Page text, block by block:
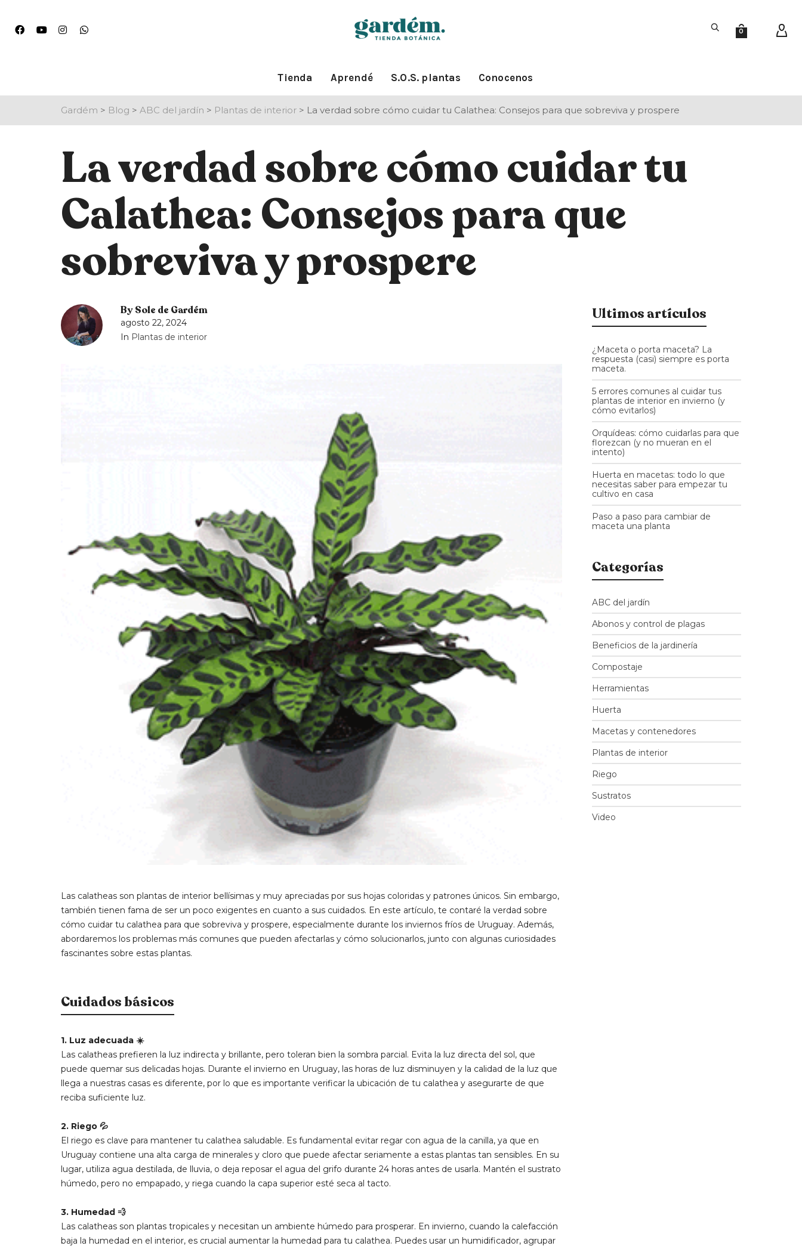
0
Tienda Aprendé S.O.S. plantas Conocenos
Gardém > Blog > ABC del jardín > Plantas de interior > La verdad sobre cómo cuidar tu Calathea: Consejos para que sobreviva y prospere
La verdad sobre cómo cuidar tu
Calathea: Consejos para que
sobreviva y prospere
BySole de Gardém
agosto 22, 2024
In Plantas de interior
Las calatheas son plantas de interior bellísimas y muy apreciadas por sus hojas coloridas y patrones únicos. Sin embargo,
también tienen fama de ser un poco exigentes en cuanto a sus cuidados. En este artículo, te contaré la verdad sobre
cómo cuidar tu calathea para que sobreviva y prospere, especialmente durante los inviernos fríos de Uruguay. Además,
abordaremos los problemas más comunes que pueden afectarlas y cómo solucionarlos, junto con algunas curiosidades
fascinantes sobre estas plantas.
Cuidados básicos
1. Luz adecuada ☀️
Las calatheas prefieren la luz indirecta y brillante, pero toleran bien la sombra parcial. Evita la luz directa del sol, que
puede quemar sus delicadas hojas. Durante el invierno en Uruguay, las horas de luz disminuyen y la calidad de la luz que
llega a nuestras casas es diferente, por lo que es importante verificar la ubicación de tu calathea y asegurarte de que
reciba suficiente luz.
2. Riego 💦
El riego es clave para mantener tu calathea saludable. Es fundamental evitar regar con agua de la canilla, ya que en
Uruguay contiene una alta carga de minerales y cloro que puede afectar seriamente a estas plantas tan sensibles. En su
lugar, utiliza agua destilada, de lluvia, o deja reposar el agua del grifo durante 24 horas antes de usarla. Mantén el sustrato
húmedo, pero no empapado, y riega cuando la capa superior esté seca al tacto.
3. Humedad 💨
Las calatheas son plantas tropicales y necesitan un ambiente húmedo para prosperar. En invierno, cuando la calefacción
baja la humedad en el interior, es crucial aumentar la humedad para tu calathea. Puedes usar un humidificador, agrupar
Ultimos artículos
¿Maceta o porta maceta? La
respuesta (casi) siempre es porta
maceta.
5 errores comunes al cuidar tus
plantas de interior en invierno (y
cómo evitarlos)
Orquídeas: cómo cuidarlas para que
florezcan (y no mueran en el
intento)
Huerta en macetas: todo lo que
necesitas saber para empezar tu
cultivo en casa
Paso a paso para cambiar de
maceta una planta
Categorías
ABC del jardín
Abonos y control de plagas
Beneficios de la jardinería
Compostaje
Herramientas
Huerta
Macetas y contenedores
Plantas de interior
Riego
Sustratos
Video